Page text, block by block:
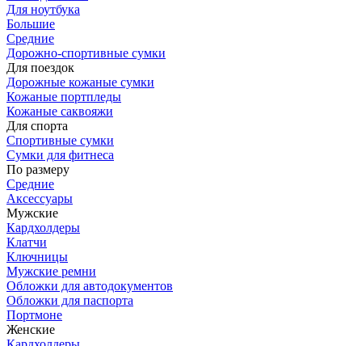
Для ноутбука
Большие
Средние
Дорожно-спортивные сумки
Для поездок
Дорожные кожаные сумки
Кожаные портпледы
Кожаные саквояжи
Для спорта
Спортивные сумки
Сумки для фитнеса
По размеру
Средние
Аксессуары
Мужские
Кардхолдеры
Клатчи
Ключницы
Мужские ремни
Обложки для автодокументов
Обложки для паспорта
Портмоне
Женские